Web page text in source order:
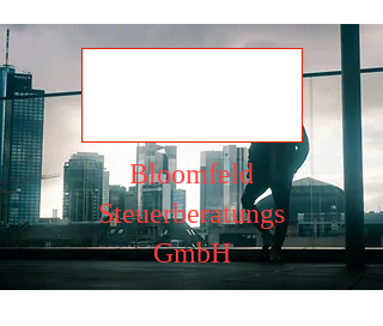
Bloomfeld
Steuerberatungs
GmbH